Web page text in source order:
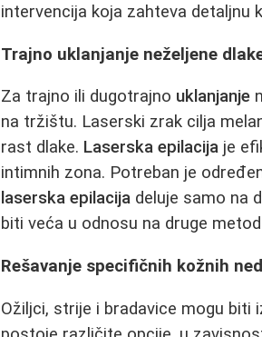
intervencija koja zahteva detaljnu
Trajno uklanjanje neželjene
Za trajno ili dugotrajno uklanjanje
na tržištu. Laserski zrak cilja
rast dlake. Laserska epilacija je
intimnih zona. Potreban je
laserska epilacija deluje samo na
biti veća u odnosu na druge
Rešavanje specifičnih kožnih
Ožiljci, strije i bradavice mogu biti